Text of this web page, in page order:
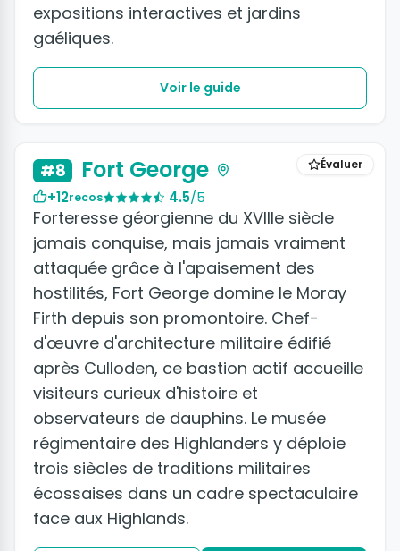
expositions interactives et jardins
gaéliques.
Voir le guide
Évaluer
#8 Fort George
+12recos 4.5/5
Forteresse géorgienne du XVIIIe siècle
jamais conquise, mais jamais vraiment
attaquée grâce à l'apaisement des
hostilités, Fort George domine le Moray
Firth depuis son promontoire. Chef-
d'œuvre d'architecture militaire édifié
après Culloden, ce bastion actif accueille
visiteurs curieux d'histoire et
observateurs de dauphins. Le musée
régimentaire des Highlanders y déploie
trois siècles de traditions militaires
écossaises dans un cadre spectaculaire
face aux Highlands.